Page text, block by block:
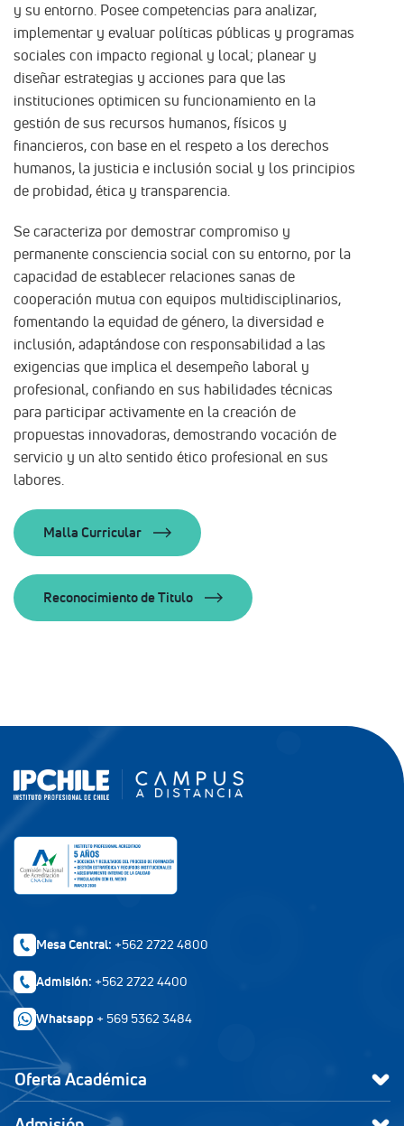
y su entorno. Posee competencias para analizar,
implementar y evaluar políticas públicas y programas
sociales con impacto regional y local; planear y
diseñar estrategias y acciones para que las
instituciones optimicen su funcionamiento en la
gestión de sus recursos humanos, físicos y
financieros, con base en el respeto a los derechos
humanos, la justicia e inclusión social y los principios
de probidad, ética y transparencia.
Se caracteriza por demostrar compromiso y
permanente consciencia social con su entorno, por la
capacidad de establecer relaciones sanas de
cooperación mutua con equipos multidisciplinarios,
fomentando la equidad de género, la diversidad e
inclusión, adaptándose con responsabilidad a las
exigencias que implica el desempeño laboral y
profesional, confiando en sus habilidades técnicas
para participar activamente en la creación de
propuestas innovadoras, demostrando vocación de
servicio y un alto sentido ético profesional en sus
labores.
Malla Curricular
Reconocimiento de Titulo
Mesa Central: +562 2722 4800
Admisión: +562 2722 4400
Whatsapp + 569 5362 3484
Oferta Académica